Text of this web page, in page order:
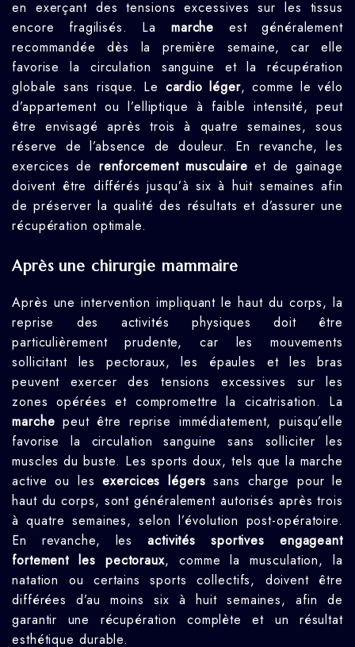
en exerçant des tensions excessives sur les tissus
encore fragilisés. La marche est généralement
recommandée dès la première semaine, car elle
favorise la circulation sanguine et la récupération
globale sans risque. Le cardio léger, comme le vélo
d’appartement ou l’elliptique à faible intensité, peut
être envisagé après trois à quatre semaines, sous
réserve de l’absence de douleur. En revanche, les
exercices de renforcement musculaire et de gainage
doivent être différés jusqu’à six à huit semaines afin
de préserver la qualité des résultats et d’assurer une
récupération optimale.
Après une chirurgie mammaire
Après une intervention impliquant le haut du corps, la
reprise des activités physiques doit être
particulièrement prudente, car les mouvements
sollicitant les pectoraux, les épaules et les bras
peuvent exercer des tensions excessives sur les
zones opérées et compromettre la cicatrisation. La
marche peut être reprise immédiatement, puisqu’elle
favorise la circulation sanguine sans solliciter les
muscles du buste. Les sports doux, tels que la marche
active ou lesexercices légers sans charge pour le
haut du corps, sont généralement autorisés après trois
à quatre semaines, selon l’évolution post-opératoire.
En revanche, lesactivités sportives engageant
fortement les pectoraux, comme la musculation, la
natation ou certains sports collectifs, doivent être
différées d’au moins six à huit semaines, afin de
garantir une récupération complète et un résultat
esthétique durable.